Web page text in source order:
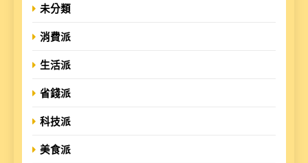
未分類
消費派
生活派
省錢派
科技派
美食派